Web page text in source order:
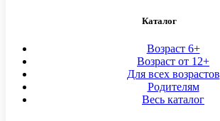
Каталог
Возраст 6+
Возраст от 12+
Для всех возрастов
Родителям
Весь каталог